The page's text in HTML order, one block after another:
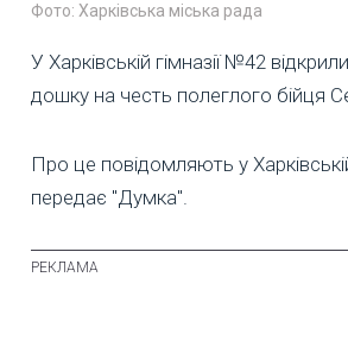
Фото: Харківська міська рада
У Харківській гімназії №42
дошку на честь полеглого бійця
Про це повідомляють у
передає "Думка".